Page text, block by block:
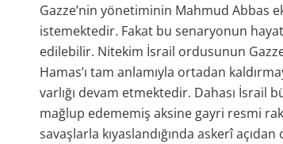
Gazze’nin yönetiminin Mahmud Abbas
istemektedir. Fakat bu senaryonun
edilebilir. Nitekim İsrail ordusunun
Hamas’ı tam anlamıyla ortadan
varlığı devam etmektedir. Dahası İsrail
mağlup edememiş aksine gayri resmi
savaşlarla kıyaslandığında askerî